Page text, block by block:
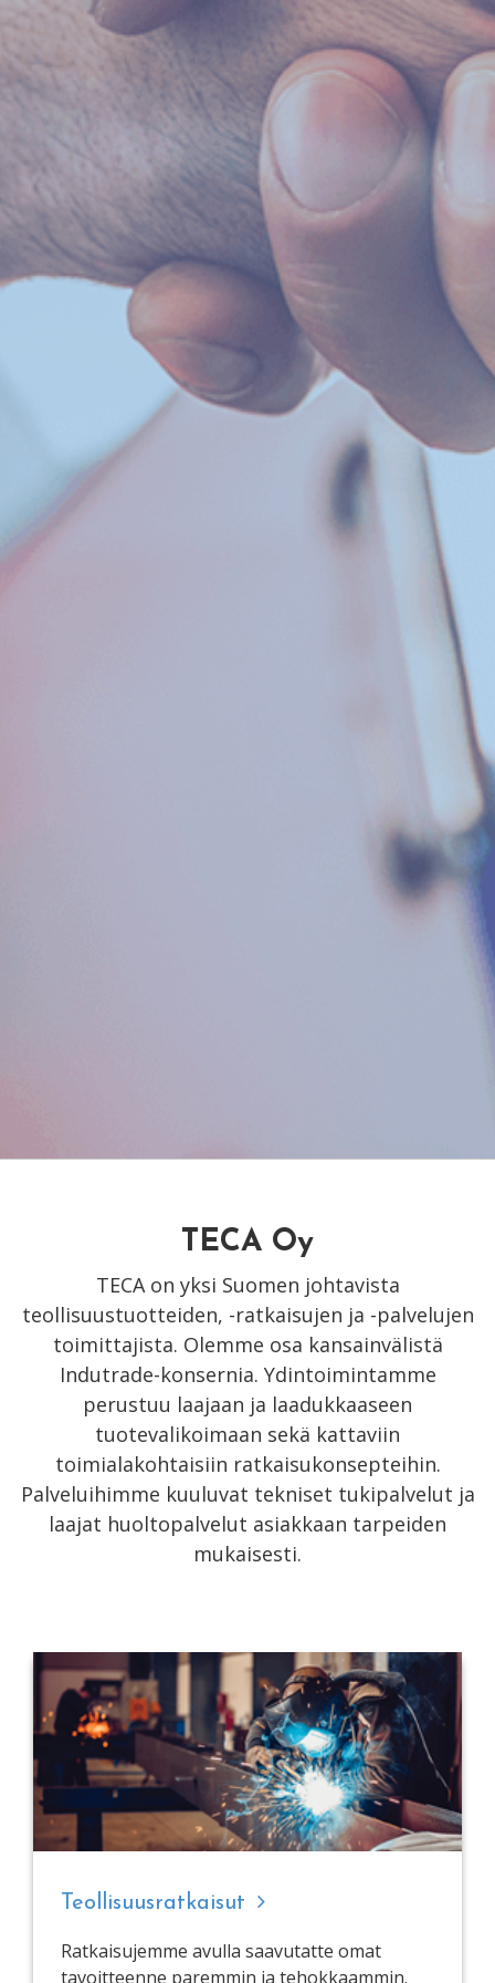
TECA Oy
TECA on yksi Suomen johtavista
teollisuustuotteiden, -ratkaisujen ja -palvelujen
toimittajista. Olemme osa kansainvälistä
Indutrade-konsernia. Ydintoimintamme
perustuu laajaan ja laadukkaaseen
tuotevalikoimaan sekä kattaviin
toimialakohtaisiin ratkaisukonsepteihin.
Palveluihimme kuuluvat tekniset tukipalvelut ja
laajat huoltopalvelut asiakkaan tarpeiden
mukaisesti.
Teollisuusratkaisut
Ratkaisujemme avulla saavutatte omat
tavoitteenne paremmin ja tehokkaammin.